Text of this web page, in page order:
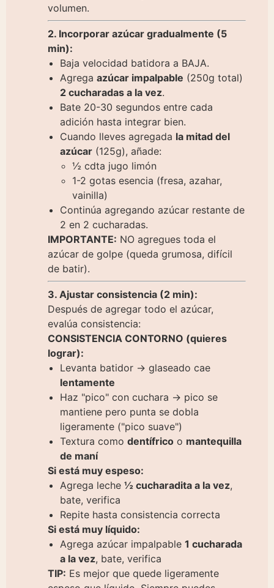
volumen.
2. Incorporar azúcar gradualmente (5
min):
Baja velocidad batidora a BAJA.
Agrega azúcar impalpable (250g total)
2 cucharadas a la vez.
Bate 20-30 segundos entre cada
adición hasta integrar bien.
Cuando lleves agregada la mitad del
azúcar(125g), añade:
½ cdta jugo limón
1-2 gotas esencia (fresa, azahar,
vainilla)
Continúa agregando azúcar restante de
2 en 2 cucharadas.
IMPORTANTE: NO agregues toda el
azúcar de golpe (queda grumosa, difícil
de batir).
3. Ajustar consistencia (2 min):
Después de agregar todo el azúcar,
evalúa consistencia:
CONSISTENCIA CONTORNO (quieres
lograr):
Levanta batidor → glaseado cae
lentamente
Haz "pico" con cuchara → pico se
mantiene pero punta se dobla
ligeramente ("pico suave")
Textura como dentífricoo mantequilla
de maní
Si está muy espeso:
Agrega leche ½ cucharadita a la vez,
bate, verifica
Repite hasta consistencia correcta
Si está muy líquido:
Agrega azúcar impalpable 1 cucharada
a la vez, bate, verifica
TIP: Es mejor que quede ligeramente